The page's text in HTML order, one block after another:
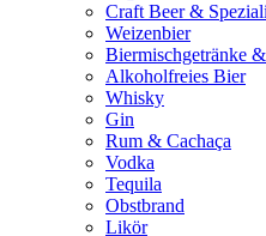
Craft Beer &
Weizenbier
Biermischgetränke
Alkoholfreies Bier
Whisky
Gin
Rum & Cachaça
Vodka
Tequila
Obstbrand
Likör